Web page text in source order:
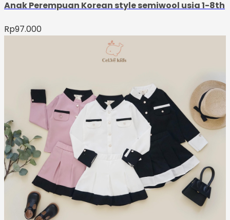
Anak Perempuan Korean style semiwool usia 1-8th
Rp97.000